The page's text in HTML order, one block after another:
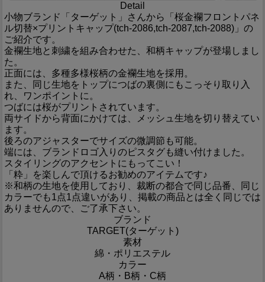
Detail
小物ブランド「ターゲット」さんから「桜金襴フロントパネ
ル切替×プリントキャップ(tch-2086,tch-2087,tch-2088)」の
ご紹介です。
金襴生地と刺繍を組み合わせた、和柄キャップが登場しまし
た。
正面には、多種多様桜柄の金襴生地を採用。
また、同じ生地をトップにつばの裏側にもこっそり取り入
れ、ワンポイントに。
つばには桜がプリントされています。
両サイドから背面にかけては、メッシュ生地を切り替えてい
ます。
後ろのアジャスターでサイズの微調節も可能。
端には、ブランドロゴ入りのピスタグも縫い付けました。
スタイリングのアクセントにもってこい！
「粋」を楽しんで頂けるお勧めのアイテムです♪
※和柄の生地を使用しており、裁断の都合で同じ品番、同じ
カラーでも1点1点違いがあり、掲載の商品とは全く同じでは
ありませんので、ご了承下さい。
ブランド
TARGET(ターゲット)
素材
綿・ポリエステル
カラー
A柄・B柄・C柄